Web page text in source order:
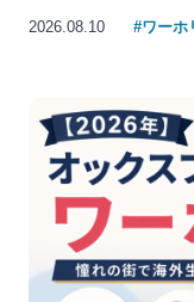
2026.08.10 #ワーホ